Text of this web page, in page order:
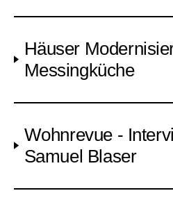
Häuser
Messingküche
Wohnrevue -
Samuel Blaser